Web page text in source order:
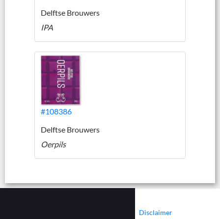
Delftse Brouwers
IPA
#108386
Delftse Brouwers
Oerpils
Disclaimer